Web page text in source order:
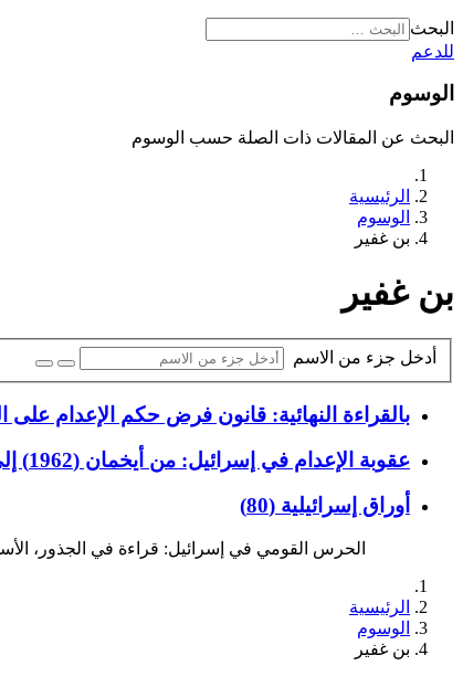
البحث
للدعم
الوسوم
البحث عن المقالات ذات الصلة حسب الوسوم
الرئيسية
الوسوم
بن غفير
بن غفير
أدخل جزء من الاسم
بالقراءة النهائية: قانون فرض حكم الإعدام على
عقوبة الإعدام في إسرائيل: من أيخمان (1962) إلى عناصر النخبة (2025)
أوراق إسرائيلية (80)
الحرس القومي في إسرائيل: قراءة في الجذور،
الرئيسية
الوسوم
بن غفير